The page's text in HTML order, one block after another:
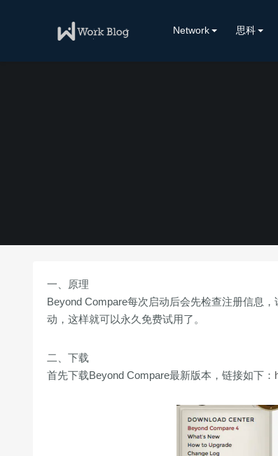
Network 思科
一、原理
Beyond Compare每次启动后会先检查注册信息
动，这样就可以永久免费试用了。
二、下载
首先下载Beyond Compare最新版本，链接如下：